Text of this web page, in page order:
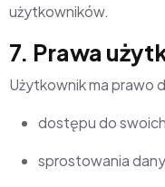
użytkowników.
7. Prawa
Użytkownik ma prawo
dostępu do
sprostowania